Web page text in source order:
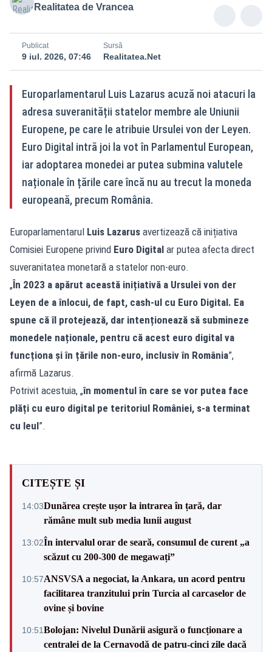
Realitatea de Vrancea
Publicat
9 iul. 2026, 07:46
Sursă
Realitatea.Net
Europarlamentarul Luis Lazarus acuză noi atacuri la
adresa suveranității statelor membre ale Uniunii
Europene, pe care le atribuie Ursulei von der Leyen.
Euro Digital intră joi la vot în Parlamentul European,
iar adoptarea monedei ar putea submina valutele
naționale în țările care încă nu au trecut la moneda
europeană, precum România.
Europarlamentarul Luis Lazarus avertizează că inițiativa
Comisiei Europene privind Euro Digital ar putea afecta direct
suveranitatea monetară a statelor non-euro.
„În 2023 a apărut această inițiativă a Ursulei von der
Leyen de a înlocui, de fapt, cash-ul cu Euro Digital. Ea
spune că îl protejează, dar intenționează să submineze
monedele naționale, pentru că acest euro digital va
funcționa și în țările non-euro, inclusiv în România”,
afirmă Lazarus.
Potrivit acestuia, „în momentul în care se vor putea face
plăți cu euro digital pe teritoriul României, s-a terminat
cu leul”.
CITEȘTE ȘI
14:03Dunărea crește ușor la intrarea în țară, dar
rămâne mult sub media lunii august
13:02În intervalul orar de seară, consumul de curent „a
scăzut cu 200-300 de megawați”
10:57ANSVSA a negociat, la Ankara, un acord pentru
facilitarea tranzitului prin Turcia al carcaselor de
ovine și bovine
10:51Bolojan: Nivelul Dunării asigură o funcționare a
centralei de la Cernavodă de patru-cinci zile dacă